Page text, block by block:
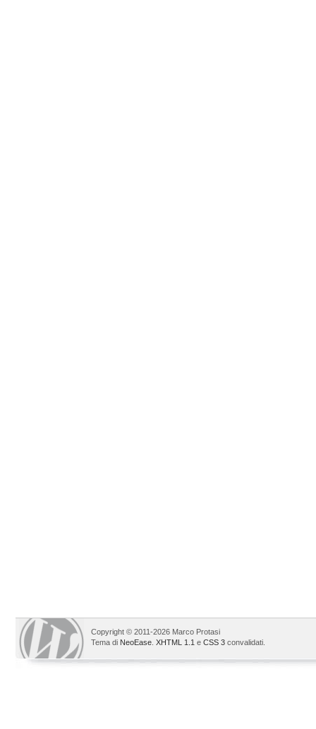
Copyright © 2011-2026 Marco Protasi
Tema di NeoEase XHTML 1.1 e CSS 3 convalidati.